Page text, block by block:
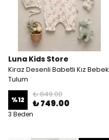
Luna Kids Store
Kiraz Desenli Babetli Kız Bebek
Tulum
%12
₺ 849.00
₺ 749.00
3 Beden